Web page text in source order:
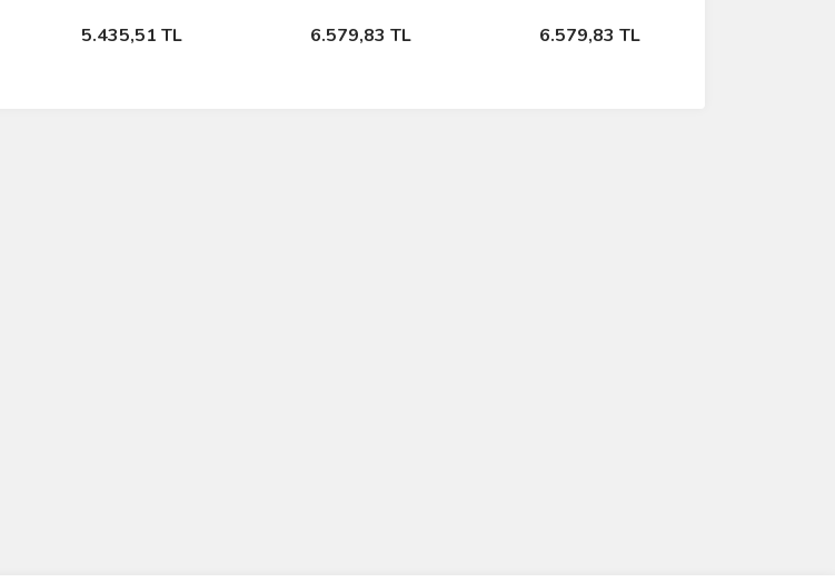
5.435,51 TL
Sepete Ekle 6.579,83 TL
Sepete Ekle 6.579,83 TL
Stokta Yok